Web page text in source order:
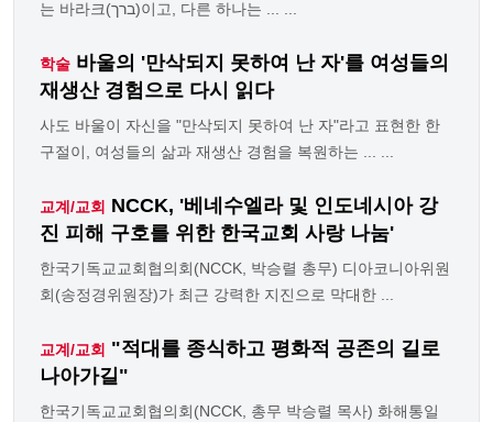
는 바라크(ברך)이고, 다른 하나는 ... ...
학술 바울의 '만삭되지 못하여 난 자'를 여성들의
재생산 경험으로 다시 읽다
사도 바울이 자신을 "만삭되지 못하여 난 자"라고 표현한 한
구절이, 여성들의 삶과 재생산 경험을 복원하는 ... ...
교계/교회 NCCK, '베네수엘라 및 인도네시아 강
진 피해 구호를 위한 한국교회 사랑 나눔'
한국기독교교회협의회(NCCK, 박승렬 총무) 디아코니아위원
회(송정경위원장)가 최근 강력한 지진으로 막대한 ...
교계/교회 "적대를 종식하고 평화적 공존의 길로
나아가길"
한국기독교교회협의회(NCCK, 총무 박승렬 목사) 화해통일